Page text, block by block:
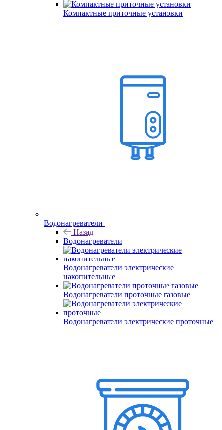
Компактные приточные установки
Водонагреватели
Назад
Водонагреватели
Водонагреватели электрические
накопительные
Водонагреватели проточные газовые
Водонагреватели электрические проточные